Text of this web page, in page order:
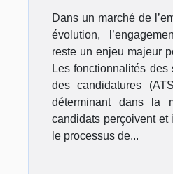
Dans un marché de
évolution,
reste un enjeu majeur
Les fonctionnalités des
des candidatures
déterminant dans la
candidats perçoivent et
le processus de...